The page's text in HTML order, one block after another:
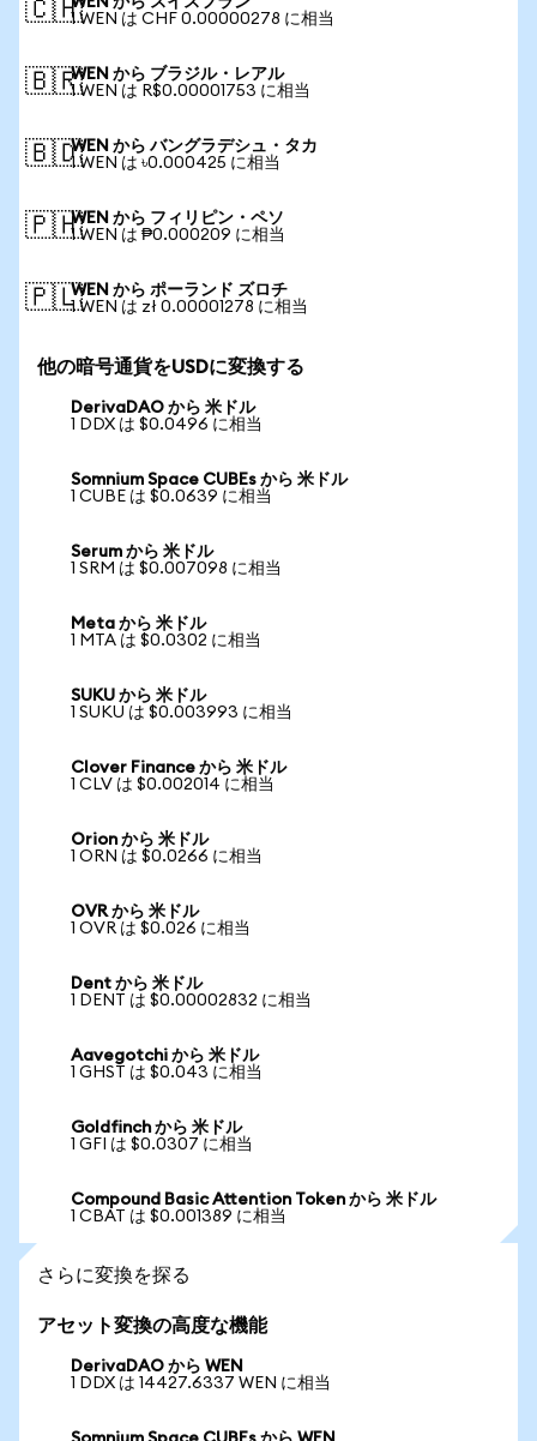
🇨🇭1 WEN は CHF 0.00000278 に相当
🇧🇷WEN から ブラジル・レアル
1 WEN は R$0.00001753 に相当
🇧🇩WEN から バングラデシュ・タカ
1 WEN は ৳0.000425 に相当
🇵🇭WEN から フィリピン・ペソ
1 WEN は ₱0.000209 に相当
🇵🇱WEN から ポーランド ズロチ
1 WEN は zł 0.00001278 に相当
他の暗号通貨をUSDに変換する
DerivaDAO から 米ドル
1 DDX は $0.0496 に相当
Somnium Space CUBEs から 米ドル
1 CUBE は $0.0639 に相当
Serum から 米ドル
1 SRM は $0.007098 に相当
Meta から 米ドル
1 MTA は $0.0302 に相当
SUKU から 米ドル
1 SUKU は $0.003993 に相当
Clover Finance から 米ドル
1 CLV は $0.002014 に相当
Orion から 米ドル
1 ORN は $0.0266 に相当
OVR から 米ドル
1 OVR は $0.026 に相当
Dent から 米ドル
1 DENT は $0.00002832 に相当
Aavegotchi から 米ドル
1 GHST は $0.043 に相当
Goldfinch から 米ドル
1 GFI は $0.0307 に相当
Compound Basic Attention Token から 米ドル
1 CBAT は $0.001389 に相当
さらに変換を探る
アセット変換の高度な機能
DerivaDAO から WEN
1 DDX は 14427.6337 WEN に相当